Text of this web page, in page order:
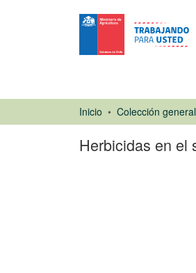
Inicio Colección general
Herbicidas en el